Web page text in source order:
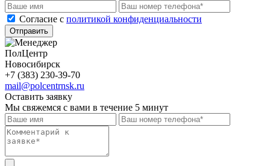
Cогласие с политикой конфиденциальности
Отправить
ПолЦентр
Новосибирск
+7 (383) 230-39-70
mail@polcentrnsk.ru
Оставить заявку
Мы свяжемся с вами в течение 5 минут